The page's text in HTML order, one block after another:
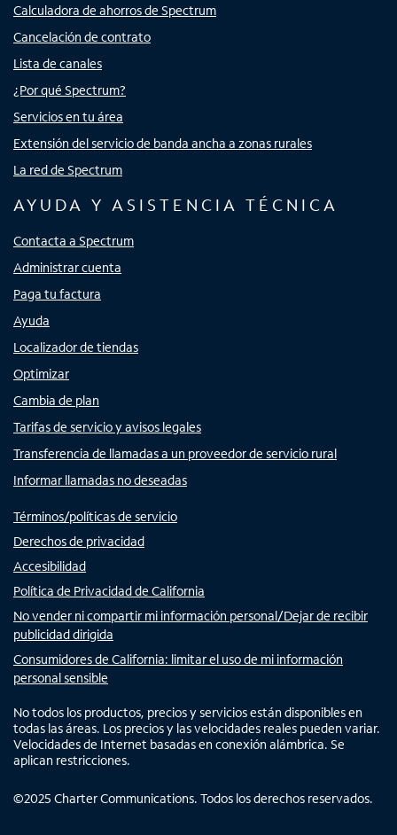
Calculadora de ahorros de Spectrum
Cancelación de contrato
Lista de canales
¿Por qué Spectrum?
Servicios en tu área
Extensión del servicio de banda ancha a zonas rurales
La red de Spectrum
AYUDA Y ASISTENCIA TÉCNICA
Contacta a Spectrum
Administrar cuenta
Paga tu factura
Ayuda
Localizador de tiendas
Optimizar
Cambia de plan
Tarifas de servicio y avisos legales
Transferencia de llamadas a un proveedor de servicio rural
Informar llamadas no deseadas
Términos/políticas de servicio
Derechos de privacidad
Accesibilidad
Política de Privacidad de California
No vender ni compartir mi información personal/Dejar de recibir
publicidad dirigida
Consumidores de California: limitar el uso de mi información
personal sensible
No todos los productos, precios y servicios están disponibles en
todas las áreas. Los precios y las velocidades reales pueden variar.
Velocidades de Internet basadas en conexión alámbrica. Se
aplican restricciones.
©2025 Charter Communications. Todos los derechos reservados.